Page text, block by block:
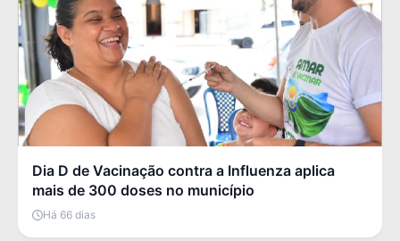
Dia D de Vacinação contra a Influenza aplica
mais de 300 doses no município
Há 66 dias